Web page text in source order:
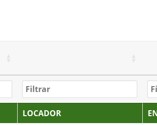
LOCADOR